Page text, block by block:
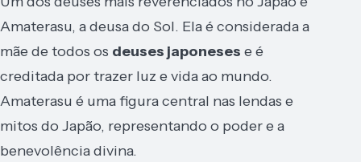
Amaterasu, a deusa do Sol. Ela é considerada a
mãe de todos os deuses japoneses e é
creditada por trazer luz e vida ao mundo.
Amaterasu é uma figura central nas lendas e
mitos do Japão, representando o poder e a
benevolência divina.